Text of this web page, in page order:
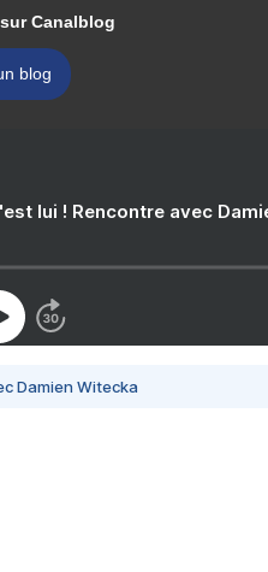
Canalblog
blog
lui ! Rencontre avec
Damien Witecka